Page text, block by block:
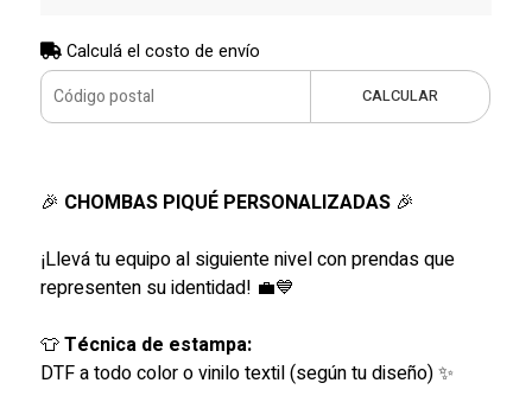
Calculá el costo de envío
CALCULAR
🎉 CHOMBAS PIQUÉ PERSONALIZADAS🎉
¡Llevá tu equipo al siguiente nivel con prendas que
representen su identidad! 💼💙
👕Técnica de estampa:
DTF a todo color o vinilo textil (según tu diseño) ✨